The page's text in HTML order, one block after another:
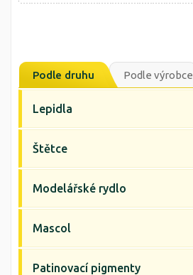
Podle druhu Podle výrobce
Lepidla
Štětce
Modelářské rydlo
Mascol
Patinovací pigmenty